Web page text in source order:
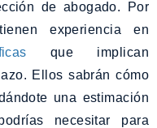
de abogado. Por
experiencia en
que implican
Ellos sabrán cómo
una estimación
necesitar para